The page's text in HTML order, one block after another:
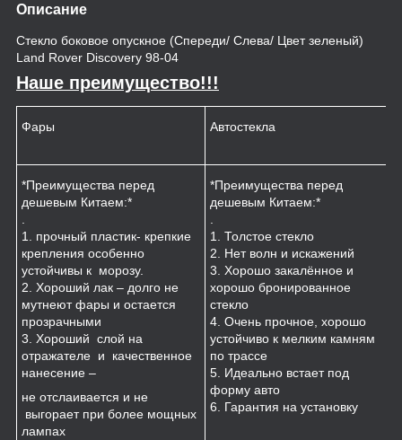
Описание
Стекло боковое опускное (Спереди/ Слева/ Цвет зеленый)
Land Rover Discovery 98-04
Наше преимущество!!!
Фары Автостекла
*Преимущества перед
дешевым Китаем:*
.
1. прочный пластик- крепкие
крепления особенно
устойчивы к морозу.
2. Хороший лак – долго не
мутнеют фары и остается
прозрачными
3. Хороший слой на
отражателе и качественное
нанесение –
не отслаивается и не
выгорает при более мощных
лампах
*Преимущества перед
дешевым Китаем:*
.
1. Толстое стекло
2. Нет волн и искажений
3. Хорошо закалённое и
хорошо бронированное
стекло
4. Очень прочное, хорошо
устойчиво к мелким камням
по трассе
5. Идеально встает под
форму авто
6. Гарантия на установку